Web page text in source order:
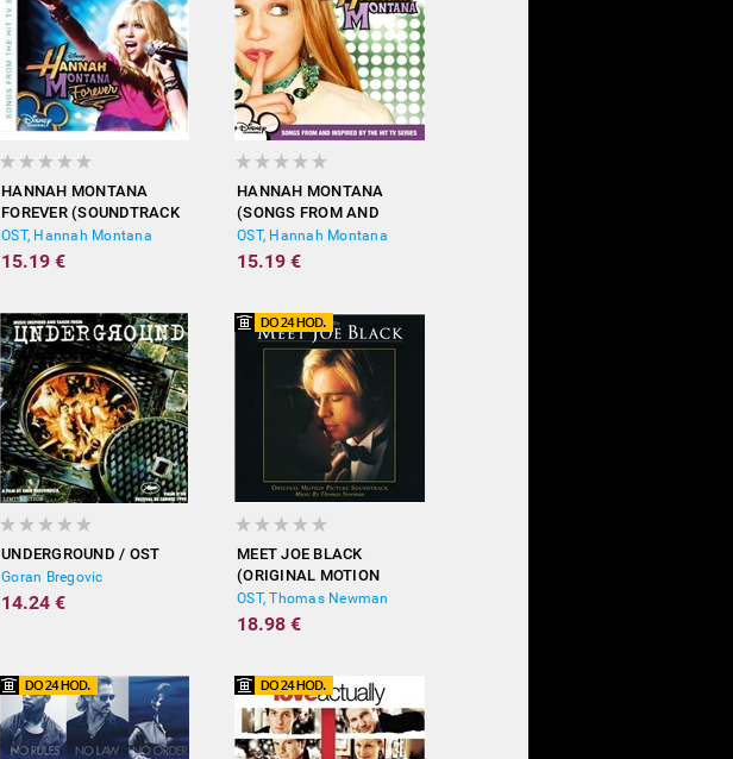
HANNAH MONTANA
FOREVER (SOUNDTRACK
FROM THE TV SERIES)
OST, Hannah Montana
15.19 €
HANNAH MONTANA
(SONGS FROM AND
INSPIRED BY THE HIT TV
SERIES)
OST, Hannah Montana
15.19 €
UNDERGROUND / OST
Goran Bregovic
14.24 €
MEET JOE BLACK
(ORIGINAL MOTION
PICTURE SOUNDTRACK)
OST, Thomas Newman
18.98 €